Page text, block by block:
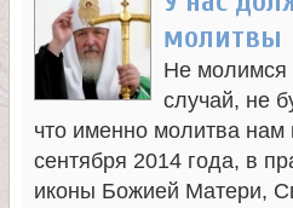
молитвы
Не молимся
случай, не
что именно молитва нам
сентября 2014 года, в
иконы Божией Матери,